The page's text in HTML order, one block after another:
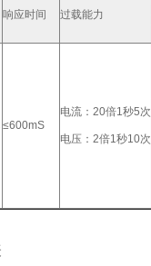
响应时间 过载能力
≤600mS
电流：20倍1秒5次
电压：2倍1秒10次